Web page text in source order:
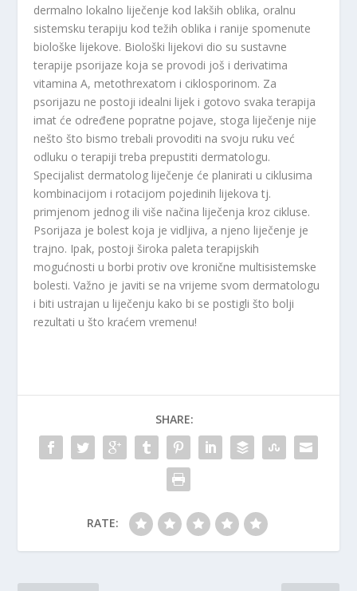
dermalno lokalno liječenje kod lakših oblika, oralnu
sistemsku terapiju kod težih oblika i ranije spomenute
biološke lijekove. Biološki lijekovi dio su sustavne
terapije psorijaze koja se provodi još i derivatima
vitamina A, metothrexatom i ciklosporinom. Za
psorijazu ne postoji idealni lijek i gotovo svaka terapija
imat će određene popratne pojave, stoga liječenje nije
nešto što bismo trebali provoditi na svoju ruku već
odluku o terapiji treba prepustiti dermatologu.
Specijalist dermatolog liječenje će planirati u ciklusima
kombinacijom i rotacijom pojedinih lijekova tj.
primjenom jednog ili više načina liječenja kroz cikluse.
Psorijaza je bolest koja je vidljiva, a njeno liječenje je
trajno. Ipak, postoji široka paleta terapijskih
mogućnosti u borbi protiv ove kronične multisistemske
bolesti. Važno je javiti se na vrijeme svom dermatologu
i biti ustrajan u liječenju kako bi se postigli što bolji
rezultati u što kraćem vremenu!
SHARE:
RATE: